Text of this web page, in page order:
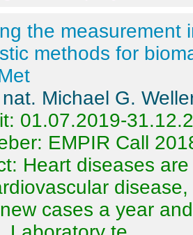
the measurement
methods for
nat. Michael G.
01.07.2019-
EMPIR Call
Heart diseases
cases a year